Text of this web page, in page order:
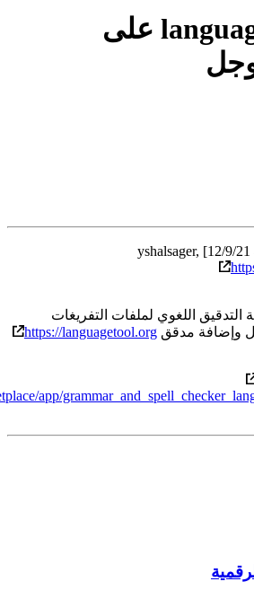
https://
https://gsuite.google.com/marketplace/app/